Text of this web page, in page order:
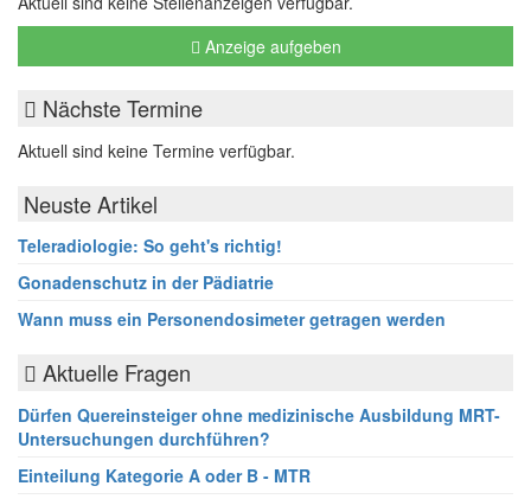
Anzeige aufgeben
Nächste Termine
Aktuell sind keine Termine verfügbar.
Neuste Artikel
Teleradiologie: So geht's richtig!
Gonadenschutz in der Pädiatrie
Wann muss ein Personendosimeter getragen werden
Aktuelle Fragen
Dürfen Quereinsteiger ohne medizinische Ausbildung MRT-
Untersuchungen durchführen?
Einteilung Kategorie A oder B - MTR